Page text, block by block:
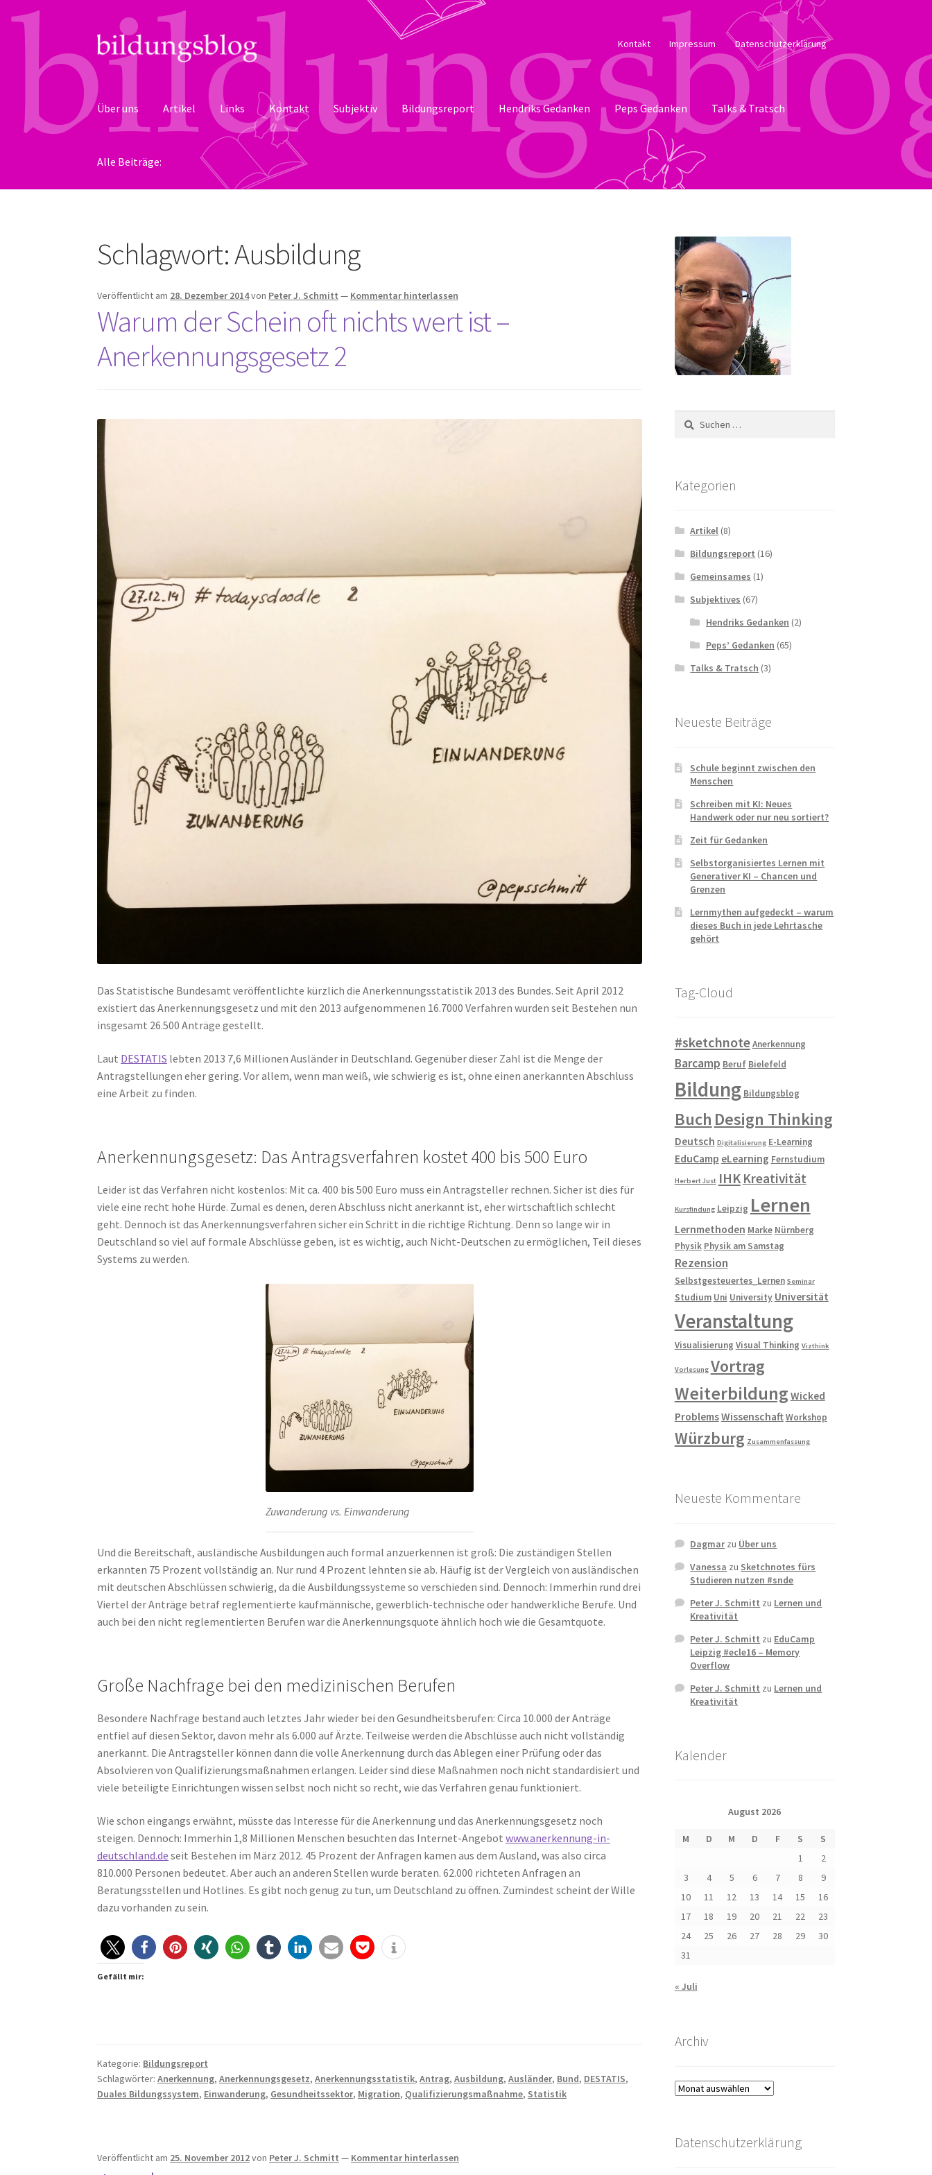
Zur
Navigation
springen
Zum
Inhalt
springen
Kontakt Impressum Datenschutzerklärung
Über uns Artikel Links Kontakt Subjektiv Bildungsreport Hendriks Gedanken Peps Gedanken Talks & Tratsch
Alle Beiträge:
Schlagwort:Ausbildung
Veröffentlicht am 28. Dezember 2014von Peter J. Schmitt — Kommentar hinterlassen
Warum der Schein oft nichts wert ist –
Anerkennungsgesetz 2
Das Statistische Bundesamt veröffentlichte kürzlich die Anerkennungsstatistik 2013 des Bundes. Seit April 2012
existiert das Anerkennungsgesetz und mit den 2013 aufgenommenen 16.7000 Verfahren wurden seit Bestehen nun
insgesamt 26.500 Anträge gestellt.
Laut DESTATIS lebten 2013 7,6 Millionen Ausländer in Deutschland. Gegenüber dieser Zahl ist die Menge der
Antragstellungen eher gering. Vor allem, wenn man weiß, wie schwierig es ist, ohne einen anerkannten Abschluss
eine Arbeit zu finden.
Anerkennungsgesetz: Das Antragsverfahren kostet 400 bis 500 Euro
Leider ist das Verfahren nicht kostenlos: Mit ca. 400 bis 500 Euro muss ein Antragsteller rechnen. Sicher ist dies für
viele eine recht hohe Hürde. Zumal es denen, deren Abschluss nicht anerkannt ist, eher wirtschaftlich schlecht
geht. Dennoch ist das Anerkennungsverfahren sicher ein Schritt in die richtige Richtung. Denn so lange wir in
Deutschland so viel auf formale Abschlüsse geben, ist es wichtig, auch Nicht-Deutschen zu ermöglichen, Teil dieses
Systems zu werden.
Zuwanderung vs. Einwanderung
Und die Bereitschaft, ausländische Ausbildungen auch formal anzuerkennen ist groß: Die zuständigen Stellen
erkannten 75 Prozent vollständig an. Nur rund 4 Prozent lehnten sie ab. Häufig ist der Vergleich von ausländischen
mit deutschen Abschlüssen schwierig, da die Ausbildungssysteme so verschieden sind. Dennoch: Immerhin rund drei
Viertel der Anträge betraf reglementierte kaufmännische, gewerblich-technische oder handwerkliche Berufe. Und
auch bei den nicht reglementierten Berufen war die Anerkennungsquote ähnlich hoch wie die Gesamtquote.
Große Nachfrage bei den medizinischen Berufen
Besondere Nachfrage bestand auch letztes Jahr wieder bei den Gesundheitsberufen: Circa 10.000 der Anträge
entfiel auf diesen Sektor, davon mehr als 6.000 auf Ärzte. Teilweise werden die Abschlüsse auch nicht vollständig
anerkannt. Die Antragsteller können dann die volle Anerkennung durch das Ablegen einer Prüfung oder das
Absolvieren von Qualifizierungsmaßnahmen erlangen. Leider sind diese Maßnahmen noch nicht standardisiert und
viele beteiligte Einrichtungen wissen selbst noch nicht so recht, wie das Verfahren genau funktioniert.
Wie schon eingangs erwähnt, müsste das Interesse für die Anerkennung und das Anerkennungsgesetz noch
steigen. Dennoch: Immerhin 1,8 Millionen Menschen besuchten das Internet-Angebotwww.anerkennung-in-
deutschland.de seit Bestehen im März 2012. 45 Prozent der Anfragen kamen aus dem Ausland, was also circa
810.000 Personen bedeutet. Aber auch an anderen Stellen wurde beraten. 62.000 richteten Anfragen an
Beratungsstellen und Hotlines. Es gibt noch genug zu tun, um Deutschland zu öffnen. Zumindest scheint der Wille
dazu vorhanden zu sein.
Gefällt mir:
Kategorie: Bildungsreport
Schlagwörter:Anerkennung,Anerkennungsgesetz,Anerkennungsstatistik,Antrag,Ausbildung,Ausländer, Bund, DESTATIS,
Duales Bildungssystem, Einwanderung, Gesundheitssektor, Migration, Qualifizierungsmaßnahme, Statistik
Veröffentlicht am 25. November 2012von Peter J. Schmitt — Kommentar hinterlassen
Suchen
nach:
Kategorien
Artikel (8)
Bildungsreport (16)
Gemeinsames (1)
Subjektives (67)
Hendriks Gedanken (2)
Peps’ Gedanken (65)
Talks & Tratsch (3)
Neueste Beiträge
Schule beginnt zwischen den
Menschen
Schreiben mit KI: Neues
Handwerk oder nur neu sortiert?
Zeit für Gedanken
Selbstorganisiertes Lernen mit
Generativer KI – Chancen und
Grenzen
Lernmythen aufgedeckt – warum
dieses Buch in jede Lehrtasche
gehört
Tag-Cloud
#sketchnoteAnerkennung
Barcamp Beruf Bielefeld
Bildung Bildungsblog
Buch Design Thinking
Deutsch Digitalisierung E-Learning
EduCamp eLearning Fernstudium
Herbert Just IHK Kreativität
Kursfindung Leipzig Lernen
Lernmethoden Marke Nürnberg
Physik Physik am Samstag
Rezension
Selbstgesteuertes_Lernen Seminar
Studium Uni University Universität
Veranstaltung
Visualisierung Visual Thinking Vizthink
Vorlesung Vortrag
Weiterbildung Wicked
ProblemsWissenschaftWorkshop
Würzburg Zusammenfassung
Neueste Kommentare
Dagmarzu Über uns
Vanessa zu Sketchnotes fürs
Studieren nutzen #snde
Peter J. Schmitt zu Lernen und
Kreativität
Peter J. Schmitt zu EduCamp
Leipzig #ecle16 – Memory
Overflow
Peter J. Schmitt zu Lernen und
Kreativität
Kalender
August 2026
M D M D F S
S
1
2
3
4 5 6 7 8
9
10
11 12 13 14 15
16
17
18 19 20 21 22
23
24
25 26 27 28 29
30
31
« Juli
Archiv
Archiv
Datenschutzerklärung